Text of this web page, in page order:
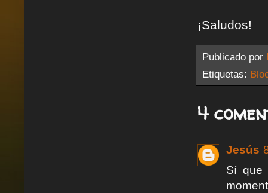
¡Saludos!
Publicado por
Etiquetas:
4
Jesús
Sí que